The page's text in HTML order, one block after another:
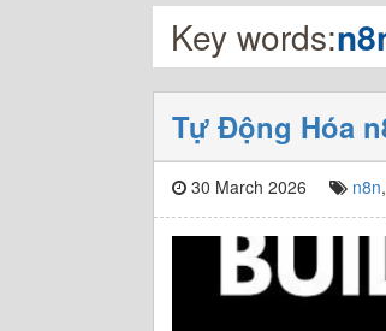
Key words:
Tự Động Hóa
30 March 2026 n8n,